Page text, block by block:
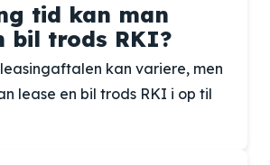
tid kan man
bil trods RKI?
kan variere, men
lease en bil trods RKI i op til